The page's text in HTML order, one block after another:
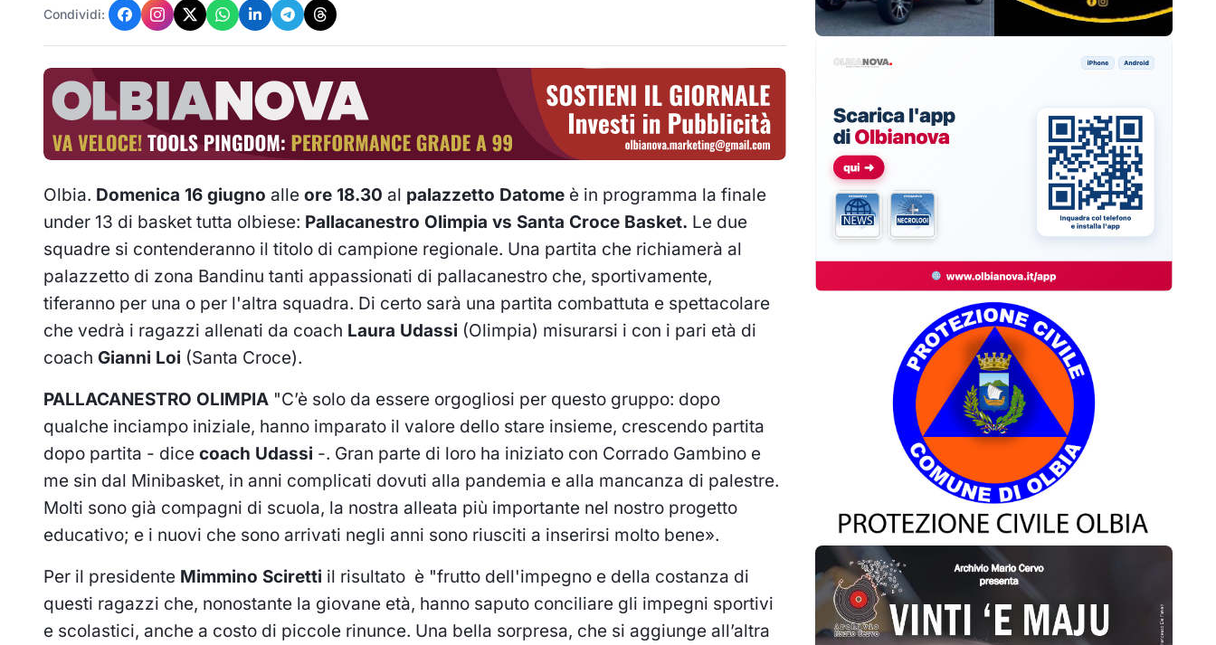
Condividi:
Olbia. Domenica 16 giugno alle ore 18.30 al palazzetto Datome è in programma la finale
under 13 di basket tutta olbiese: Pallacanestro Olimpia vs Santa Croce Basket. Le due
squadre si contenderanno il titolo di campione regionale. Una partita che richiamerà al
palazzetto di zona Bandinu tanti appassionati di pallacanestro che, sportivamente,
tiferanno per una o per l'altra squadra. Di certo sarà una partita combattuta e spettacolare
che vedrà i ragazzi allenati da coach Laura Udassi (Olimpia) misurarsi i con i pari età di
coach Gianni Loi (Santa Croce).
PALLACANESTRO OLIMPIA "C’è solo da essere orgogliosi per questo gruppo: dopo
qualche inciampo iniziale, hanno imparato il valore dello stare insieme, crescendo partita
dopo partita - dice coach Udassi -. Gran parte di loro ha iniziato con Corrado Gambino e
me sin dal Minibasket, in anni complicati dovuti alla pandemia e alla mancanza di palestre.
Molti sono già compagni di scuola, la nostra alleata più importante nel nostro progetto
educativo; e i nuovi che sono arrivati negli anni sono riusciti a inserirsi molto bene».
Per il presidente Mimmino Sciretti il risultato è "frutto dell'impegno e della costanza di
questi ragazzi che, nonostante la giovane età, hanno saputo conciliare gli impegni sportivi
e scolastici, anche a costo di piccole rinunce. Una bella sorpresa, che si aggiunge all’altra